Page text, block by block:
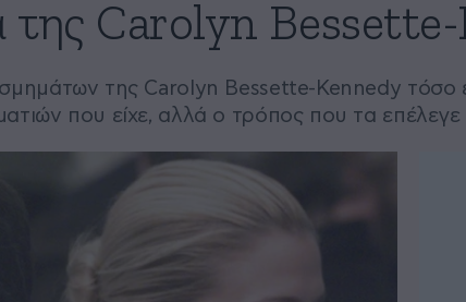
της Carolyn
της Carolyn Bessette-Kennedy τόσο
που είχε, αλλά ο τρόπος που τα